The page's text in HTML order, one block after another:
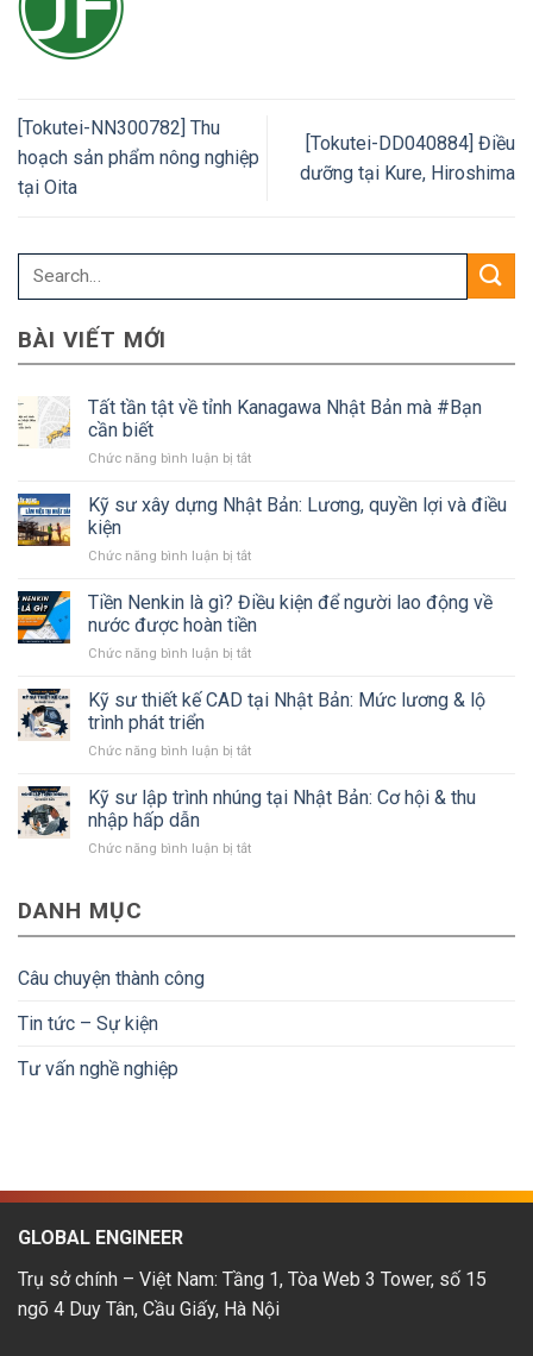
[Tokutei-NN300782] Thu
hoạch sản phẩm nông nghiệp
tại Oita
[Tokutei-DD040884] Điều
dưỡng tại Kure, Hiroshima
BÀI VIẾT MỚI
Tất tần tật về tỉnh Kanagawa Nhật Bản mà #Bạn
cần biết
Chức năng bình luận bị tắtở
tần
tật
tỉnh
Nhật
Bản
#Bạn
biết
Kỹ sư xây dựng Nhật Bản: Lương, quyền lợi và điều
kiện
Chức năng bình luận bị tắtở
sư
xây
dựng
Nhật
Lương,
và
kiện
Tiền Nenkin là gì? Điều kiện để người lao động về
nước được hoàn tiền
Chức năng bình luận bị tắtở
Nenkin
là
Điều
để
động
hoàn
Kỹ sư thiết kế CAD tại Nhật Bản: Mức lương & lộ
trình phát triển
Chức năng bình luận bị tắtở
sư
thiết
CAD
Mức
Kỹ sư lập trình nhúng tại Nhật Bản: Cơ hội & thu
nhập hấp dẫn
Chức năng bình luận bị tắtở
DANH MỤC
Câu chuyện thành công
Tin tức – Sự kiện
Tư vấn nghề nghiệp
GLOBAL ENGINEER
Trụ sở chính – Việt Nam: Tầng 1, Tòa Web 3 Tower, số 15
ngõ 4 Duy Tân, Cầu Giấy, Hà Nội